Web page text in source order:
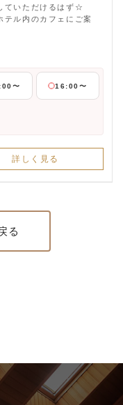
ていただけるはず☆
テル内のカフェにご案
〜 16:00〜
詳しく見る
る